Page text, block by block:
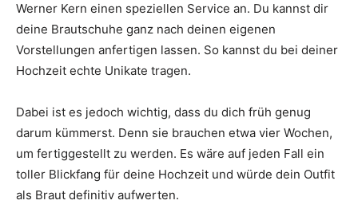
Werner Kern einen speziellen Service an. Du kannst dir
deine Brautschuhe ganz nach deinen eigenen
Vorstellungen anfertigen lassen. So kannst du bei deiner
Hochzeit echte Unikate tragen.
Dabei ist es jedoch wichtig, dass du dich früh genug
darum kümmerst. Denn sie brauchen etwa vier Wochen,
um fertiggestellt zu werden. Es wäre auf jeden Fall ein
toller Blickfang für deine Hochzeit und würde dein Outfit
als Braut definitiv aufwerten.